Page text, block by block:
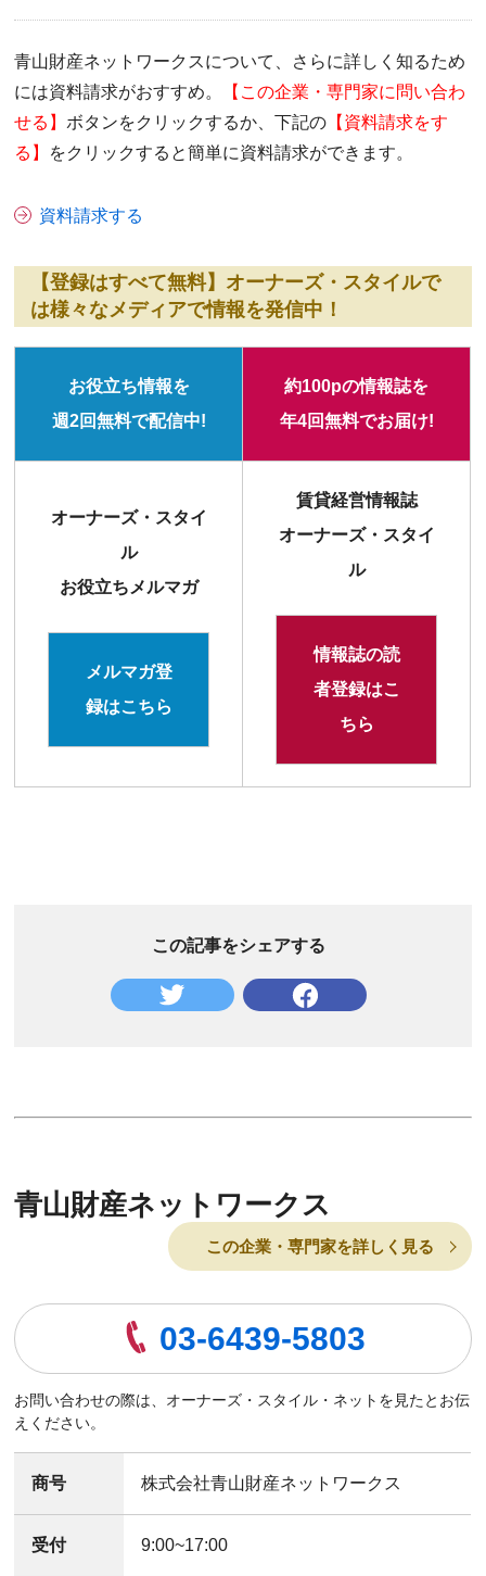
青山財産ネットワークスについて、さらに詳しく知るため
には資料請求がおすすめ。
【この企業・専門家に問い合わ
せる】 ボタンをクリックするか、下記の 【資料請求をす
る】 をクリックすると簡単に資料請求ができます。
資料請求する
【登録はすべて無料】オーナーズ・スタイルで
は様々なメディアで情報を発信中！
お役立ち情報を
週2回無料で配信中!
約100pの情報誌を
年4回無料でお届け!
オーナーズ・スタイ
ル
お役立ちメルマガ
メルマガ登
録はこちら
賃貸経営情報誌
オーナーズ・スタイ
ル
情報誌の読
者登録はこ
ちら
この記事をシェアする
青山財産ネットワークス
この企業・専門家を詳しく見る
03-6439-5803
お問い合わせの際は、オーナーズ・スタイル・ネットを見たとお伝
えください。
商号 株式会社青山財産ネットワークス
受付 9:00~17:00